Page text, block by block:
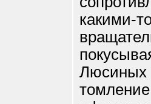
какими-
Люсиных